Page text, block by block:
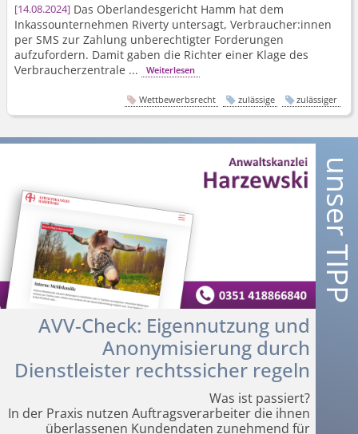
14.08.2024 Das Oberlandesgericht Hamm hat dem
Inkassounternehmen Riverty untersagt, Verbraucher:innen
per SMS zur Zahlung unberechtigter Forderungen
aufzufordern. Damit gaben die Richter einer Klage des
Verbraucherzentrale ...
Weiterlesen
Wettbewerbsrecht zulässige zulässiger
AVV-Check: Eigennutzung und
Anonymisierung durch
Dienstleister rechtssicher regeln
Was ist passiert?
In der Praxis nutzen Auftragsverarbeiter die ihnen
überlassenen Kundendaten zunehmend für